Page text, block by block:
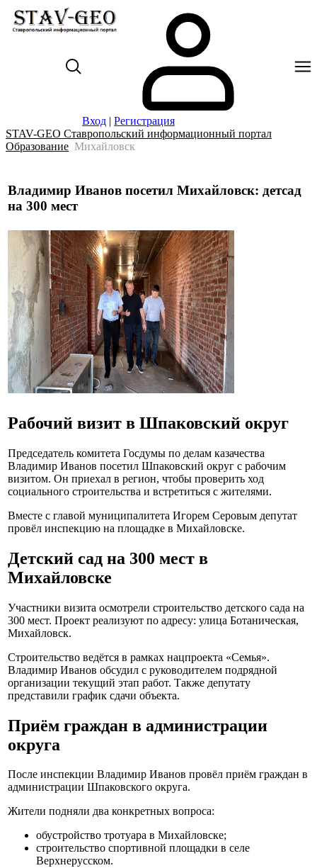
Вход | Регистрация
STAV-GEO Ставропольский информационный портал
Образование Михайловск
Владимир Иванов посетил Михайловск: детсад
на 300 мест
Рабочий визит в Шпаковский округ
Председатель комитета Госдумы по делам казачества
Владимир Иванов посетил Шпаковский округ с рабочим
визитом. Он приехал в регион, чтобы проверить ход
социального строительства и встретиться с жителями.
Вместе с главой муниципалитета Игорем Серовым депутат
провёл инспекцию на площадке в Михайловске.
Детский сад на 300 мест в
Михайловске
Участники визита осмотрели строительство детского сада на
300 мест. Проект реализуют по адресу: улица Ботаническая,
Михайловск.
Строительство ведётся в рамках нацпроекта «Семья».
Владимир Иванов обсудил с руководителем подрядной
организации текущий этап работ. Также депутату
представили график сдачи объекта.
Приём граждан в администрации
округа
После инспекции Владимир Иванов провёл приём граждан в
администрации Шпаковского округа.
Жители подняли два конкретных вопроса:
обустройство тротуара в Михайловске;
строительство спортивной площадки в селе
Верхнерусском.